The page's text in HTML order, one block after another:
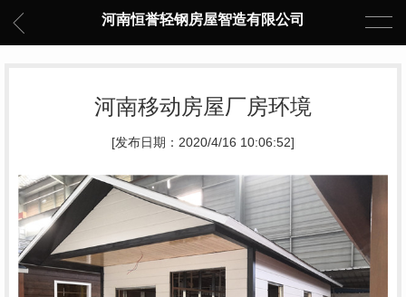
河南恒誉轻钢房屋智造有限公司
河南移动房屋厂房环境
[发布日期：2020/4/16 10:06:52]